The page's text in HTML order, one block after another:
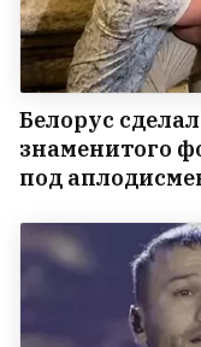
Белорус
знаменитого
под